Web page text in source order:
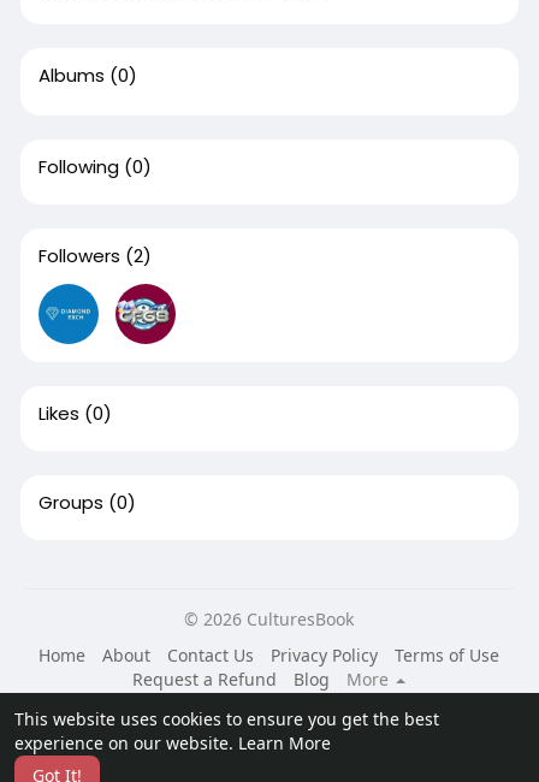
This website uses cookies to ensure you get the best
experience on our website. Learn More
Got It!
Albums (0)
Following (0)
Followers (2)
Likes (0)
Groups (0)
© 2026 CulturesBook
Home
About Contact Us Privacy Policy
Terms of Use
Request a Refund
Blog
More
Language